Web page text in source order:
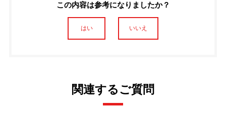
この内容は参考になりましたか？
はい いいえ
関連するご質問